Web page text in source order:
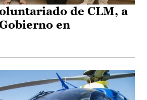
de CLM, a
en